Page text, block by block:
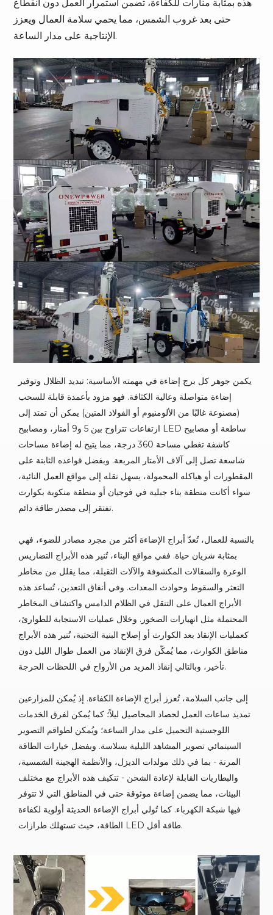
هذه بمثابة منارات للكفاءة، تضمن استمرار العمل دون انقطاع
حتى بعد غروب الشمس، مما يحمي سلامة العمال ويعزز
الإنتاجية على مدار الساعة.
يكمن جوهر كل برج إضاءة في مهمته الأساسية: تبديد الظلال وتوفير
إضاءة متواصلة وعالية الكثافة. فهو مزود بأعمدة قابلة للسحب
(مصنوعة غالبًا من الألومنيوم أو الفولاذ المتين) يمكن أن تمتد إلى
ارتفاعات تتراوح بين 5 و9 أمتار، ومصابيح LED ساطعة أو مصابيح
كاشفة تغطي مساحة 360 درجة، مما يتيح له إضاءة مساحات
شاسعة تصل إلى آلاف الأمتار المربعة. وبفضل قواعده الثابتة على
المقطورات أو هياكله المحمولة، يسهل نقله إلى مواقع العمل النائية،
سواء أكانت منطقة بناء جبلية في فوجيان أو منطقة منكوبة بكوارث
تفتقر إلى مصدر طاقة دائم.
بالنسبة للعمال، تُعدّ أبراج الإضاءة أكثر من مجرد مصادر للضوء، فهي
بمثابة شريان حياة. ففي مواقع البناء، تُنير هذه الأبراج التضاريس
الوعرة والسقالات المكشوفة والآلات الثقيلة، مما يقلل من مخاطر
التعثر والسقوط وحوادث المعدات. وفي أنفاق التعدين، تُساعد هذه
الأبراج العمال على التنقل في الظلام الدامس واكتشاف المخاطر
المحتملة مثل انهيارات الصخور. وخلال عمليات الاستجابة للطوارئ،
كعمليات الإنقاذ بعد الكوارث أو إصلاح البنية التحتية، تُنير هذه الأبراج
مناطق الكوارث، مما يُمكّن فرق الإنقاذ من العمل طوال الليل دون
تأخير، وبالتالي إنقاذ المزيد من الأرواح في اللحظات الحرجة.
إلى جانب السلامة، تُعزز أبراج الإضاءة الكفاءة. إذ يُمكن للمزارعين
تمديد ساعات العمل لحصاد المحاصيل ليلاً؛ كما يُمكن لفرق الخدمات
اللوجستية التحميل على مدار الساعة؛ ويُمكن لطواقم التصوير
السينمائي تصوير المشاهد الليلية بسلاسة. وبفضل خيارات الطاقة
المرنة - بما في ذلك مولدات الديزل، والأنظمة الهجينة الشمسية،
والبطاريات القابلة لإعادة الشحن - تتكيف هذه الأبراج مع مختلف
البيئات، مما يضمن إضاءة موثوقة حتى في المناطق التي لا تتوفر
فيها شبكة الكهرباء. كما تُولي أبراج الإضاءة الحديثة أولوية لكفاءة
الطاقة، حيث تستهلك طرازات LED طاقة أقل.